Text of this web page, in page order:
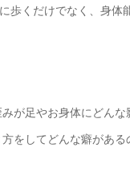
歩くだけでなく、身体
が足やお身体にどん
をしてどんな癖がある